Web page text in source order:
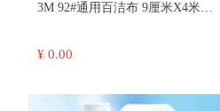
3M 92#通用百洁布 9厘米X4米/
¥ 0.00